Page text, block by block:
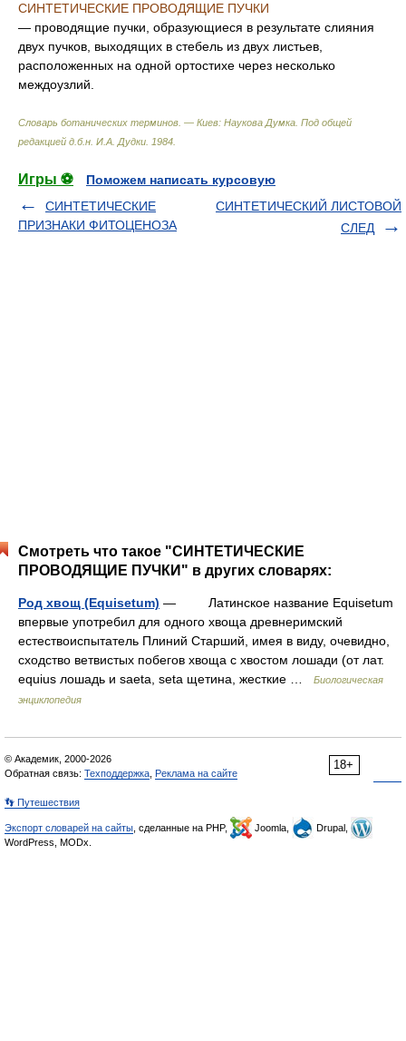
СИНТЕТИЧЕСКИЕ ПРОВОДЯЩИЕ ПУЧКИ
— проводящие пучки, образующиеся в результате слияния
двух пучков, выходящих в стебель из двух листьев,
расположенных на одной ортостихе через несколько
междоузлий.
Словарь ботанических терминов. — Киев: Наукова Думка Под общей
редакцией д.б.н. И.А. Дудки 1984
Игры ⚽
Поможем написать курсовую
СИНТЕТИЧЕСКИЕ
ПРИЗНАКИ ФИТОЦЕНОЗА
СИНТЕТИЧЕСКИЙ ЛИСТОВОЙ
СЛЕД
Смотреть что такое "СИНТЕТИЧЕСКИЕ
ПРОВОДЯЩИЕ ПУЧКИ" в других словарях:
Род хвощ (Equisetum) — Латинское название Equisetum
впервые употребил для одного хвоща древнеримский
естествоиспытатель Плиний Старший, имея в виду, очевидно,
сходство ветвистых побегов хвоща с хвостом лошади (от лат.
equius лошадь и saeta, seta щетина, жесткие …
Биологическая
энциклопедия
18+
© Академик, 2000-2026
Обратная связь: Техподдержка Реклама на сайте
👣 Путешествия
Экспорт словарей на сайты , сделанные на PHP, Joomla,
Drupal,
WordPress, MODx.